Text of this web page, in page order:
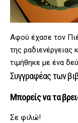
Αφού έχασε τον
της ραδιενέργειας
τιμήθηκε με ένα
Συγγραφέας των
Μπορείς να τα
Σε φιλώ!